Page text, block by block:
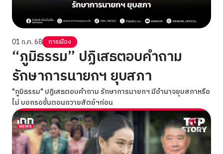
01 ก.ค. 68 การเมือง
“ภูมิธรรม” ปฏิเสธตอบคำถาม
รักษาการนายกฯ ยุบสภา
"ภูมิธรรม" ปฏิเสธตอบคำถาม รักษาการนายกฯ มีอำนาจยุบสภาหรือ
ไม่ บอกรอขั้นตอนถวายสัตย์ฯก่อน